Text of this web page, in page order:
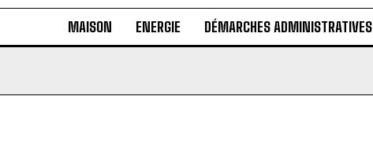
MAISON ENERGIE DÉMARCHES ADMINISTRATIVES